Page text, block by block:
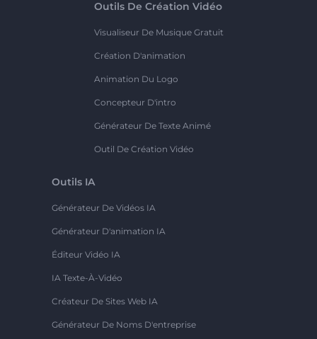
Outils De Création Vidéo
Visualiseur De Musique Gratuit
Création D'animation
Animation Du Logo
Concepteur D'intro
Générateur De Texte Animé
Outil De Création Vidéo
Outils IA
Générateur De Vidéos IA
Générateur D'animation IA
Éditeur Vidéo IA
IA Texte-À-Vidéo
Créateur De Sites Web IA
Générateur De Noms D'entreprise